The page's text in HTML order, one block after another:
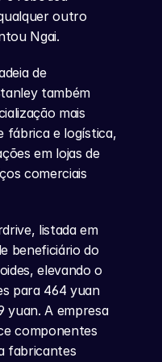
outro
Ngai.
de
também
mais
fábrica e logística,
em lojas de
comerciais
listada em
beneficiário do
elevando o
para 464 yuan
yuan. A empresa
componentes
fabricantes